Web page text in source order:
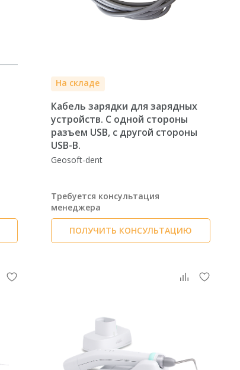
На складе
Кабель зарядки для зарядных
устройств. С одной стороны
разъем USB, с другой стороны
USB-B.
Geosoft-dent
Требуется консультация
менеджера
ПОЛУЧИТЬ КОНСУЛЬТАЦИЮ